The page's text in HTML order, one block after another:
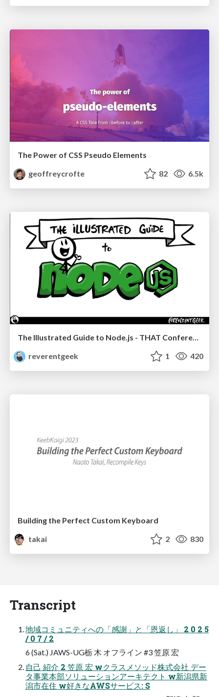
The Power of CSS Pseudo Elements
geoffreycrofte
82 6.5k
The Illustrated Guide to Node.js - THAT Conference 2024
reverentgeek
1 420
Building the Perfect Custom Keyboard
takai
2 830
Transcript
地域コミュニティへの「感謝」と「恩返し」 2 0 2 5
/ 0 7 / 2
6 (Sat.) JAWS-UG栃 木 オフライン #3 笠原 宏
自己 紹介 2 笠原 宏 wクラスメソッド株式会社 デー
タ事業本部ソリューションアーキテクト w新潟県新
潟市在住 w好きなAWSサービス: S